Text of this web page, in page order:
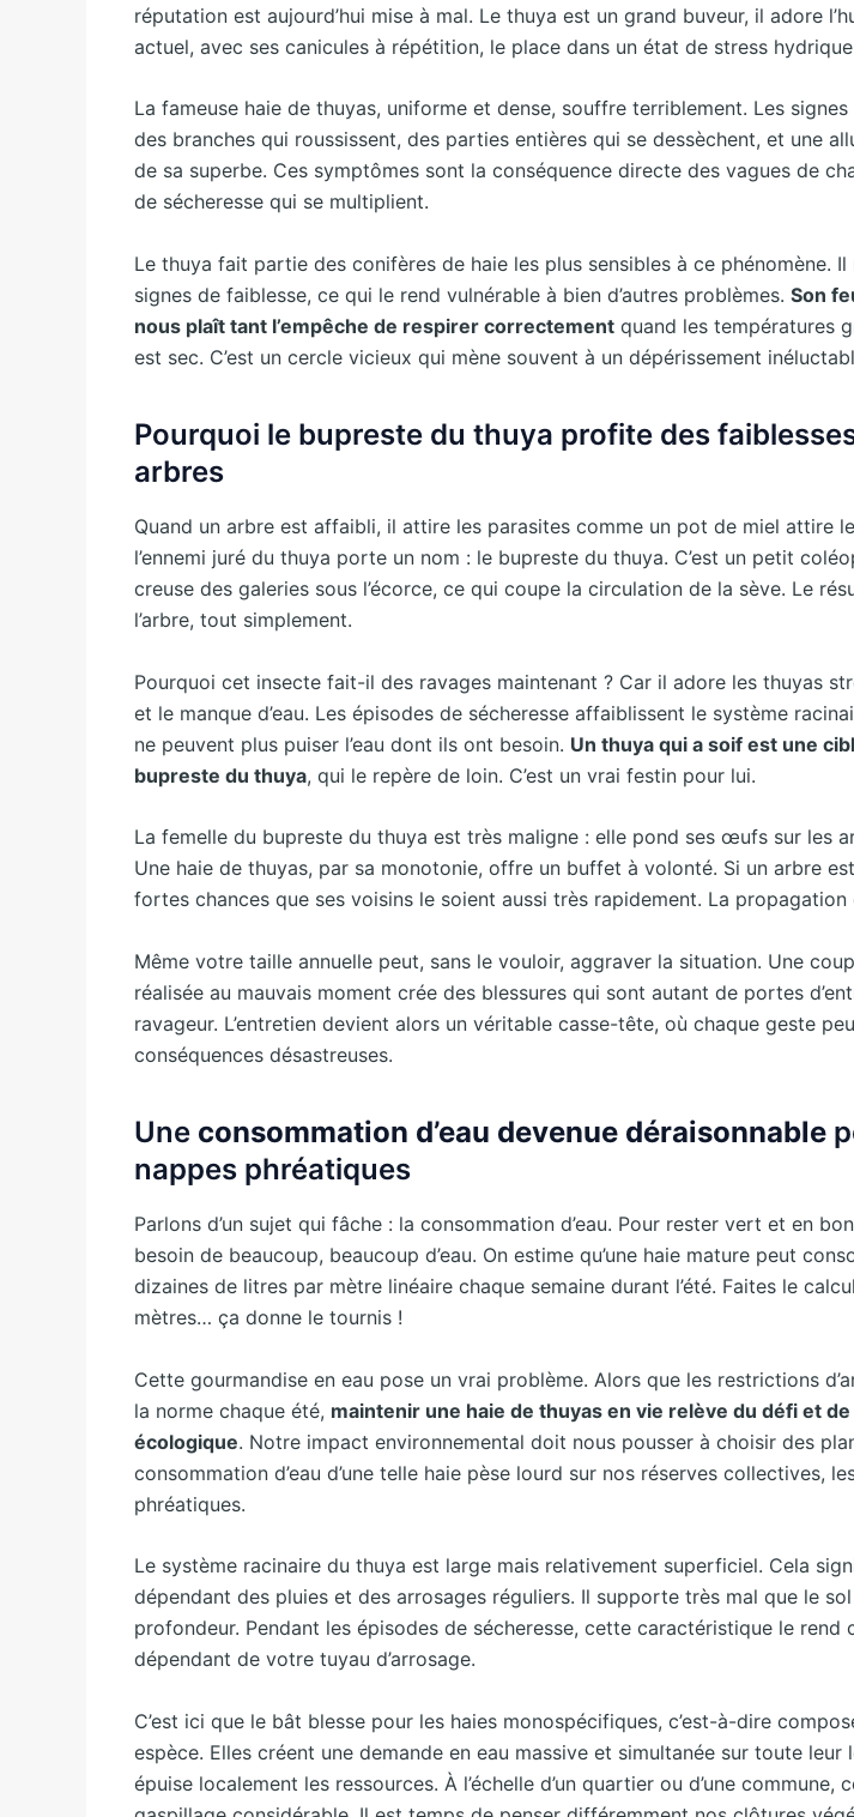
réputation est aujourd’hui mise à mal. Le thuya est un grand buveur, il adore
actuel, avec ses canicules à répétition, le place dans un état de stress
La fameuse haie de thuyas, uniforme et dense, souffre terriblement. Les
des branches qui roussissent, des parties entières qui se dessèchent, et une
de sa superbe. Ces symptômes sont la conséquence directe des vagues de
de sécheresse qui se multiplient.
Le thuya fait partie des conifères de haie les plus sensibles à ce phénomène.
signes de faiblesse, ce qui le rend vulnérable à bien d’autres problèmes. Son
nous plaît tant l’empêche de respirer correctement quand les températures
est sec. C’est un cercle vicieux qui mène souvent à un dépérissement
Pourquoi le bupreste du thuya profite des
arbres
Quand un arbre est affaibli, il attire les parasites comme un pot de miel attire
l’ennemi juré du thuya porte un nom : le bupreste du thuya. C’est un petit
creuse des galeries sous l’écorce, ce qui coupe la circulation de la sève. Le
l’arbre, tout simplement.
Pourquoi cet insecte fait-il des ravages maintenant ? Car il adore les thuyas
et le manque d’eau. Les épisodes de sécheresse affaiblissent le système
ne peuvent plus puiser l’eau dont ils ont besoin. Un thuya qui a soif est une
bupreste du thuya, qui le repère de loin. C’est un vrai festin pour lui.
La femelle du bupreste du thuya est très maligne : elle pond ses œufs sur les
Une haie de thuyas, par sa monotonie, offre un buffet à volonté. Si un arbre
fortes chances que ses voisins le soient aussi très rapidement. La propagation
Même votre taille annuelle peut, sans le vouloir, aggraver la situation. Une
réalisée au mauvais moment crée des blessures qui sont autant de portes
ravageur. L’entretien devient alors un véritable casse-tête, où chaque geste
conséquences désastreuses.
Une consommation d’eau devenue déraisonnable
nappes phréatiques
Parlons d’un sujet qui fâche : la consommation d’eau. Pour rester vert et en
besoin de beaucoup, beaucoup d’eau. On estime qu’une haie mature peut
dizaines de litres par mètre linéaire chaque semaine durant l’été. Faites le
mètres… ça donne le tournis !
Cette gourmandise en eau pose un vrai problème. Alors que les restrictions
la norme chaque été, maintenir une haie de thuyas en vie relève du défi et de
écologique. Notre impact environnemental doit nous pousser à choisir des
consommation d’eau d’une telle haie pèse lourd sur nos réserves collectives,
phréatiques.
Le système racinaire du thuya est large mais relativement superficiel. Cela
dépendant des pluies et des arrosages réguliers. Il supporte très mal que le
profondeur. Pendant les épisodes de sécheresse, cette caractéristique le rend
dépendant de votre tuyau d’arrosage.
C’est ici que le bât blesse pour les haies monospécifiques, c’est-à-dire
espèce. Elles créent une demande en eau massive et simultanée sur toute leur
épuise localement les ressources. À l’échelle d’un quartier ou d’une commune,